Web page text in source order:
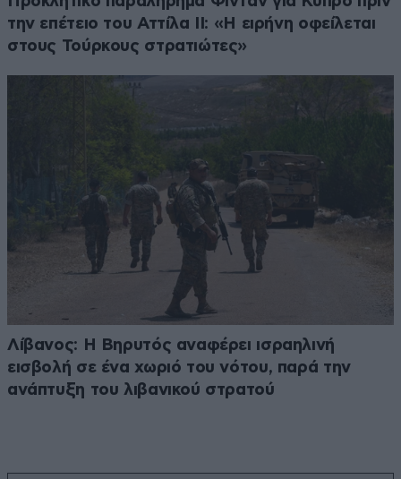
την επέτειο του Αττίλα ΙΙ: «Η ειρήνη οφείλεται
στους Τούρκους στρατιώτες»
Λίβανος: Η Βηρυτός αναφέρει ισραηλινή
εισβολή σε ένα χωριό του νότου, παρά την
ανάπτυξη του λιβανικού στρατού